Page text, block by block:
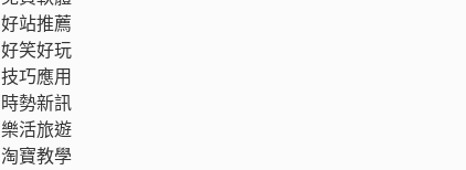
好站推薦
好笑好玩
技巧應用
時勢新訊
樂活旅遊
淘寶教學